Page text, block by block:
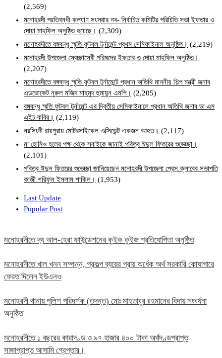
(2,569)
মনোহরদী প্রতিবন্ধী কল্যাণ সংস্থার নব- নির্বাচিত কমিটির পরিচিতি সভা ইফতার ও
দোয়া মাহফিল অনুষ্ঠিত হয়েছে। (2,309)
মনোহরদীতে বঙ্গবন্ধু স্মৃতি ফুটবল টুর্নামেন্ট প্রথম সেমিফাইনাল অনুষ্ঠিত। (2,219)
মনোহরদী উপজেলা স্বেচ্ছাসেবী পরিষদের ইফতার ও দোয়া মাহফিল অনুষ্ঠিত।
(2,207)
মনোহরদীতে বঙ্গবন্ধু স্মৃতি ফুটবল টুর্নামেন্টে প্রধান অতিথি মাননীয় শিল্প মন্ত্রী জনাব
এডভোকেট নুরুল মজিদ মাহমুদ হুমায়ূন এমপি। (2,205)
বঙ্গবন্ধু স্মৃতি ফুটবল টুর্নামেন্ট এর দ্বিতীয় সেমিফাইনালে প্রধান অতিথি জনাব ডা এম
এইচ কবির। (2,119)
নরসিংদী রায়পুরায় মোটরসাইকেল এক্সিডেন্ট একজন আহত। (2,117)
মা হোমিও হলের পক্ষ থেকে সবাইকে জানাই পবিত্র ঈদুল ফিতরের শুভেচ্ছা।
(2,101)
পবিত্র ঈদুল ফিতরের শুভেচ্ছা জানিয়েছেন মনোহরদী উপজেলা প্রেস ক্লাবের সভাপতি
কাজী শরিফুল ইসলাম শাকিল। (1,953)
Last Update
Popular Post
মনোহরদীতে দ্য আল-হেরা ফাউন্ডেশনের কুইক কুইজ প্রতিযোগিতা অনুষ্ঠিত
মনোহরদীতে খাল খনন সম্পন্ন, প্রকল্প ব্যয়ের প্রায় অর্ধেক অর্থ সরকারি কোষাগারে
ফেরত দিলেন ইউএনও
মনোহরদী থানায় পুলিশ পরিদর্শক (তদন্ত) মোঃ মাহতাবুর রহমানের বিদায় সংবর্ধনা
অনুষ্ঠিত
মনোহরদীতে ১ বছরের কারাদণ্ড ও ৯৭ হাজার ৪০০ টাকা অর্থদণ্ডপ্রাপ্ত
সাজাপ্রাপ্ত আসামি গ্রেপ্তার।